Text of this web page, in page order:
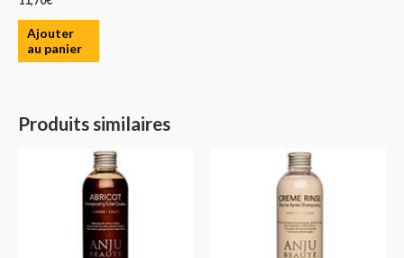
Ajouter
au panier
Produits similaires